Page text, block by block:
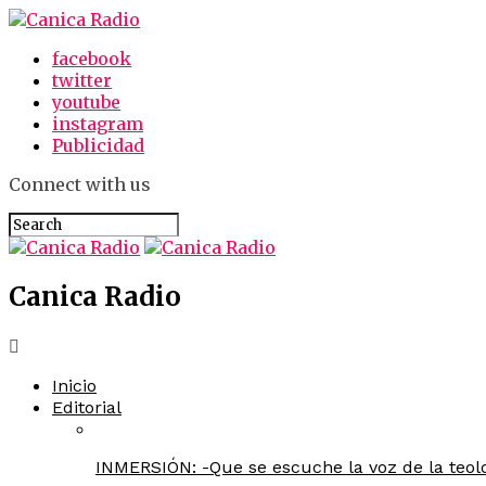
facebook
twitter
youtube
instagram
Publicidad
Connect with us
Canica Radio
Inicio
Editorial
INMERSIÓN: -Que se escuche la voz de la